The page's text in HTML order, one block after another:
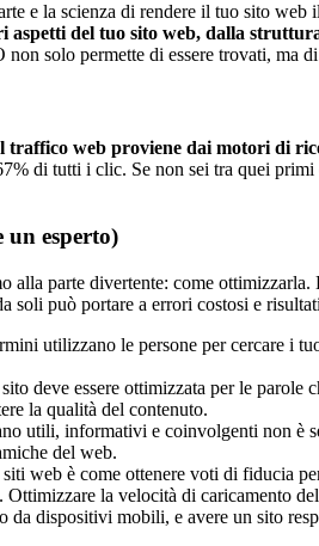
e la scienza di rendere il tuo sito
aspetti del tuo sito web, dalla
solo permette di essere trovati, ma
traffico web proviene dai motori di
di tutti i clic. Se non sei tra quei
un esperto)
alla parte divertente: come
soli può portare a errori costosi e
utilizzano le persone per cercare i
deve essere ottimizzata per le
la qualità del contenuto.
utili, informativi e coinvolgenti non è
del web.
web è come ottenere voti di fiducia
la velocità di caricamento
da dispositivi mobili, e avere un sito